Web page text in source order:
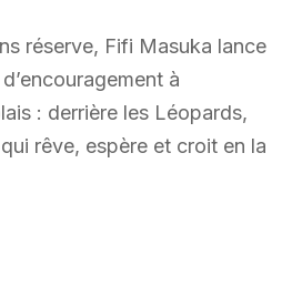
réserve, Fifi Masuka lance
à
: derrière les Léopards,
rêve, espère et croit en la